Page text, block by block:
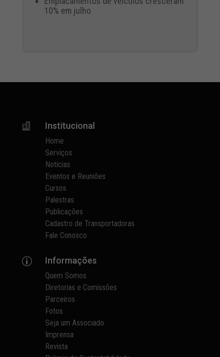
10% em julho
 Institucional
Home
Serviços
Notícias
Eventos e Reuniões
Cursos
Palestras
Publicações
Cadastro de Transportadoras
Fale Conosco
p Informações
Quem Somos
Diretorias e Comissões
Parceiros
Fotos
Seja um Associado
Imprensa
Revista